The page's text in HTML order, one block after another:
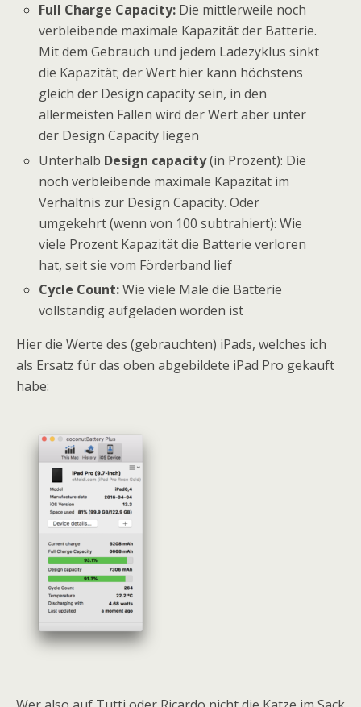
Full Charge Capacity: Die mittlerweile noch
verbleibende maximale Kapazität der Batterie.
Mit dem Gebrauch und jedem Ladezyklus sinkt
die Kapazität; der Wert hier kann höchstens
gleich der Design capacity sein, in den
allermeisten Fällen wird der Wert aber unter
der Design Capacity liegen
Unterhalb Design capacity(in Prozent): Die
noch verbleibende maximale Kapazität im
Verhältnis zur Design Capacity. Oder
umgekehrt (wenn von 100 subtrahiert): Wie
viele Prozent Kapazität die Batterie verloren
hat, seit sie vom Förderband lief
Cycle Count:Wie viele Male die Batterie
vollständig aufgeladen worden ist
Hier die Werte des (gebrauchten) iPads, welches ich
als Ersatz für das oben abgebildete iPad Pro gekauft
habe: